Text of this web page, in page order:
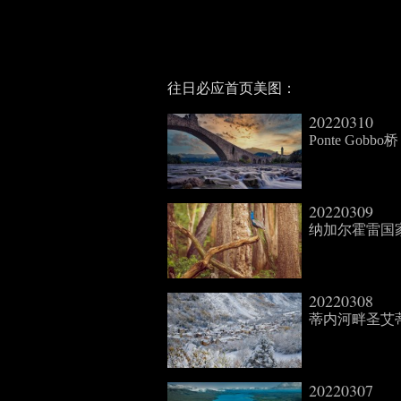
往日必应首页美图：
20220310
Ponte Gobbo
20220309
纳加尔霍雷国
20220308
蒂内河畔圣艾
20220307